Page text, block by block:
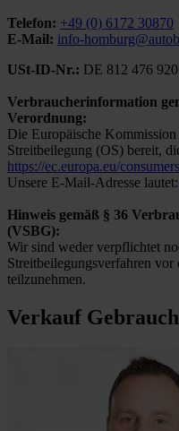
Telefon: +49 (0) 6172 30870
E-Mail: info-
USt-ID-Nr.: DE 812 476 920
Verbraucherinformation
Verordnung:
Die Europäische
Streitbeilegung (OS) bereit,
https://ec.europa.eu/
Unsere E-Mail-Adresse lautet:
Hinweis gemäß § 36
(VSBG):
Wir sind weder verpflichtet
Streitbeilegungsverfahren vor
teilzunehmen.
Verkauf